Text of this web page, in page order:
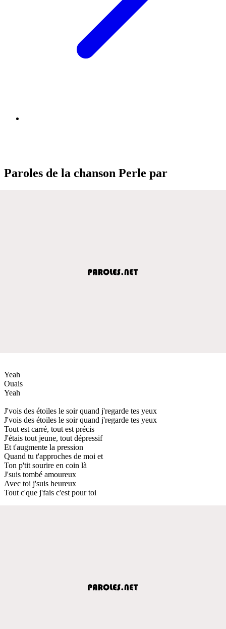
Paroles de la chanson Perle par
Yeah
Ouais
Yeah
J'vois des étoiles le soir quand j'regarde tes yeux
J'vois des étoiles le soir quand j'regarde tes yeux
Tout est carré, tout est précis
J'étais tout jeune, tout dépressif
Et t'augmente la pression
Quand tu t'approches de moi et
Ton p'tit sourire en coin là
J'suis tombé amoureux
Avec toi j'suis heureux
Tout c'que j'fais c'est pour toi